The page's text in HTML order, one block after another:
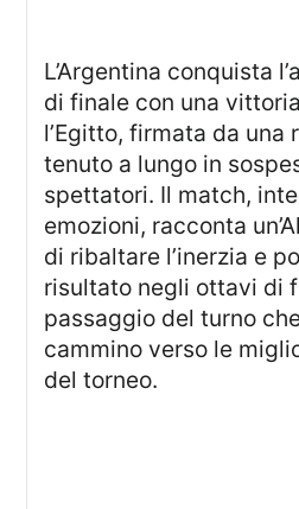
L’Argentina conquista l’accesso ai quarti
di finale con una vittoria
l’Egitto, firmata da una
tenuto a lungo in
spettatori. Il match,
emozioni, racconta
di ribaltare l’inerzia e
risultato negli ottavi di
passaggio del turno
cammino verso le
del torneo.